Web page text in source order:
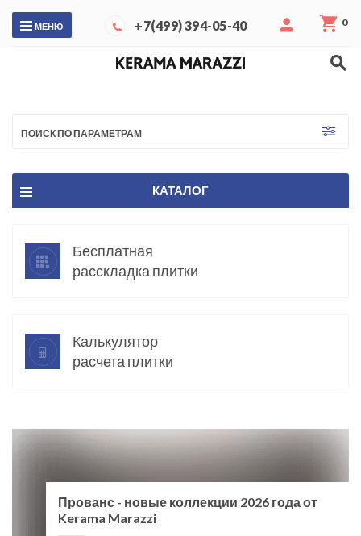
МЕНЮ +7(499) 394-05-40 0
ПОИСК ПО ПАРАМЕТРАМ
КАТАЛОГ
Бесплатная
расскладка плитки
Калькулятор
расчета плитки
Прованс - новые коллекции 2026 года от
Kerama Marazzi